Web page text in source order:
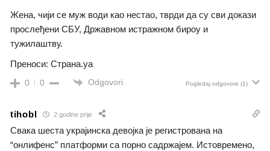
Жена, чији се муж води као нестао, тврди да су сви докази
прослеђени СБУ, Државном истражном бироу и
тужилаштву.
Преноси: Страна.уа
0 0 Odgovori Pogledaj odgovore (1)
tihobl 2 godine prije
Cвака шеста украјинска девојка је регистрована на
“онлифенс” платформи са порно садржајем. Истовремено,